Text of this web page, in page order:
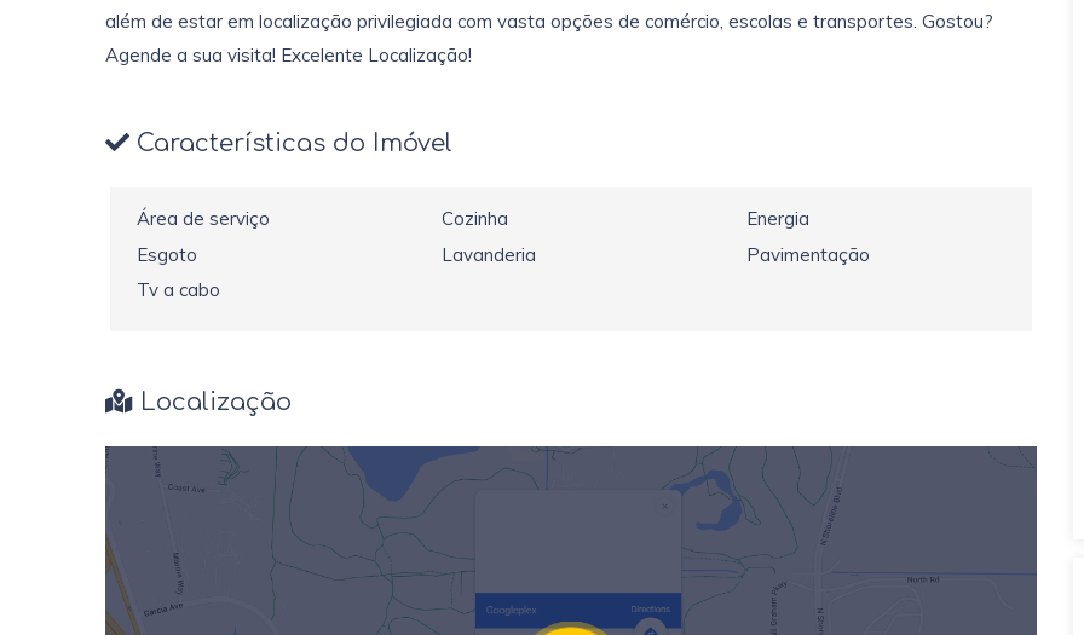
além de estar em localização privilegiada com vasta opções de comércio, escolas e transportes. Gostou?
Agende a sua visita! Excelente Localização!
Características do Imóvel
Área de serviço Cozinha
Energia
Esgoto
Lavanderia
Pavimentação
Tv a cabo
Localização